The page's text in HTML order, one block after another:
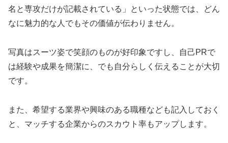
名と専攻だけが記載されている」といった状態では、どん
なに魅力的な人でもその価値が伝わりません。
写真はスーツ姿で笑顔のものが好印象ですし、自己PRで
は経験や成果を簡潔に、でも自分らしく伝えることが大切
です。
また、希望する業界や興味のある職種なども記入しておく
と、マッチする企業からのスカウト率もアップします。